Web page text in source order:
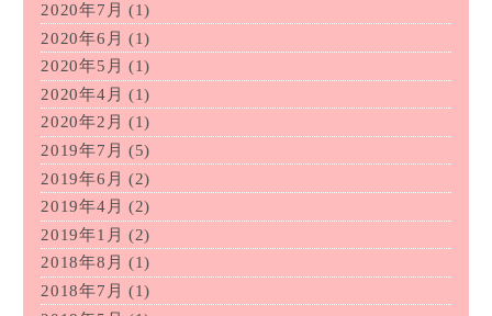
2020年7月 (1)
2020年6月 (1)
2020年5月 (1)
2020年4月 (1)
2020年2月 (1)
2019年7月 (5)
2019年6月 (2)
2019年4月 (2)
2019年1月 (2)
2018年8月 (1)
2018年7月 (1)